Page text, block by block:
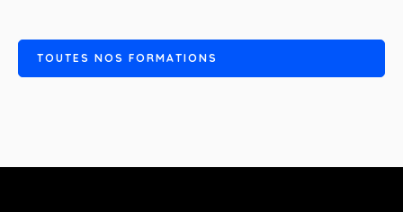
TOUTE S NOS FORMATIONS